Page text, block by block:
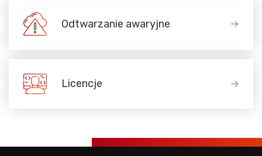
Odtwarzanie awaryjne
Licencje